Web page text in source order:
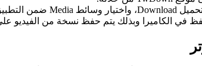
في الكاميرا وبذلك يتم حفظ نسخة من الفيديو